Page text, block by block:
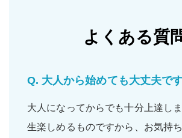
よくある質
Q. 大人から始めても大丈夫で
大人になってからでも十分上達し
生楽しめるものですから、お気持